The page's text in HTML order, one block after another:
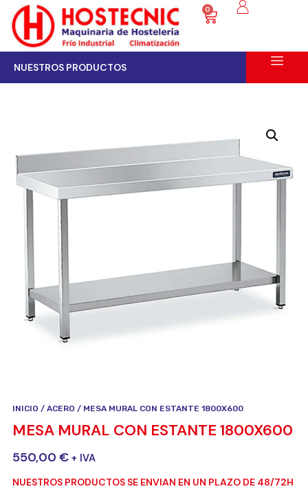
0
NUESTROS PRODUCTOS
INICIO / ACERO / MESA MURAL CON ESTANTE 1800X600
MESA MURAL CON ESTANTE 1800X600
550,00 € + IVA
NUESTROS PRODUCTOS SE ENVIAN EN UN PLAZO DE 48/72H